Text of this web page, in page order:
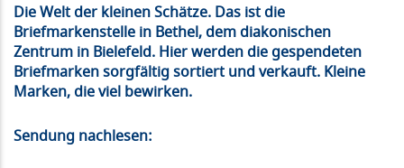
Die Welt der kleinen Schätze. Das ist die
Briefmarkenstelle in Bethel, dem diakonischen
Zentrum in Bielefeld. Hier werden die gespendeten
Briefmarken sorgfältig sortiert und verkauft. Kleine
Marken, die viel bewirken.
Sendung nachlesen: